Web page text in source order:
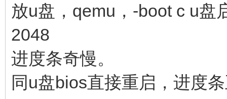
放u盘，qemu，-boot c u盘
2048
进度条奇慢。
同u盘bios直接重启，进度